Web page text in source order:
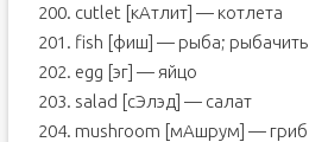
200. cutlet [кАтлит] — котлета
201. fish [фиш] — рыба; рыбачить
202. egg [эг] — яйцо
203. salad [сЭлэд] — салат
204. mushroom [мАшрум] — гриб